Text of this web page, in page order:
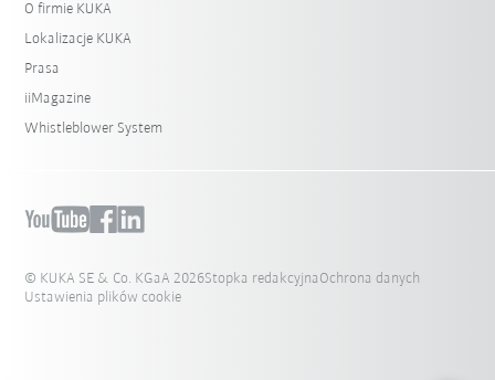
O firmie KUKA
Lokalizacje KUKA
Prasa
iiMagazine
Whistleblower System
© KUKA SE & Co. KGaA 2026Stopka redakcyjna Ochrona danych
Ustawienia plików cookie